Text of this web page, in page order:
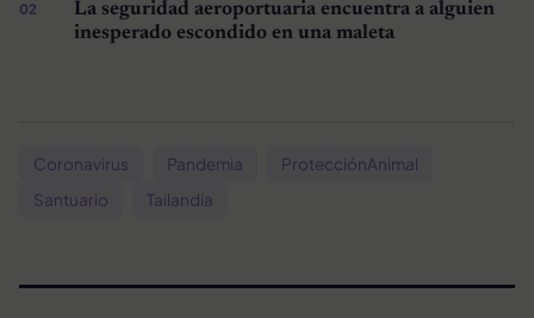
La seguridad aeroportuaria encuentra a alguien
inesperado escondido en una maleta
Coronavirus Pandemia
ProtecciónAnimal
Santuario
Tailandia